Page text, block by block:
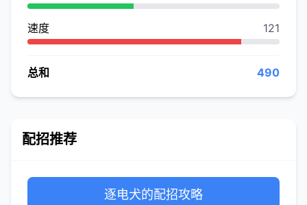
速度 121
总和 490
配招推荐
逐电犬的配招攻略